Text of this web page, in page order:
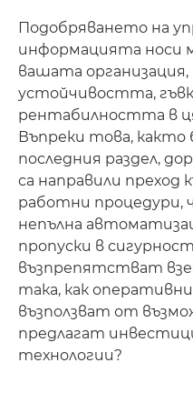
Подобряването на
информацията носи
вашата организация,
устойчивостта,
рентабилността в
Въпреки това, както
последния раздел,
са направили преход
работни процедури,
непълна
пропуски в
възпрепятстват
така, как
възползват от
предлагат
технологии?